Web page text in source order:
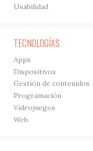
Usabilidad
TECNOLOGÍAS
Apps
Dispositivos
Gestión de contenidos
Programación
Videojuegos
Web